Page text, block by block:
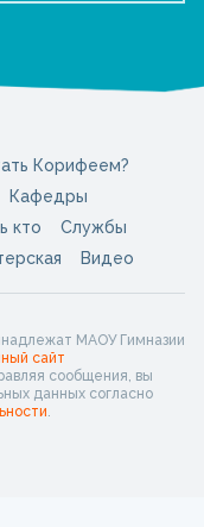
Корифеем?
Кафедры
кто
Службы
Видео
МАОУ Гимназии
сайт
сообщения, вы
данных согласно
.